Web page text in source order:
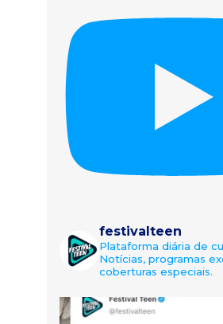
festivalteen
Plataforma diária de
Notícias, programas
coberturas especiais.